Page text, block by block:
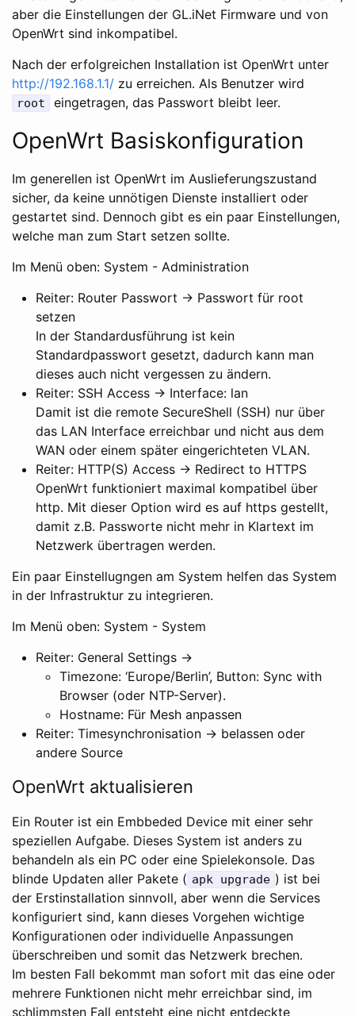
aber die Einstellungen der GL.iNet Firmware und von
OpenWrt sind inkompatibel.
Nach der erfolgreichen Installation ist OpenWrt unter
http://192.168.1.1/ zu erreichen. Als Benutzer wird
root eingetragen, das Passwort bleibt leer.
OpenWrt Basiskonfiguration
Im generellen ist OpenWrt im Auslieferungszustand
sicher, da keine unnötigen Dienste installiert oder
gestartet sind. Dennoch gibt es ein paar Einstellungen,
welche man zum Start setzen sollte.
Im Menü oben: System - Administration
Reiter: Router Passwort -> Passwort für root
setzen
In der Standardusführung ist kein
Standardpasswort gesetzt, dadurch kann man
dieses auch nicht vergessen zu ändern.
Reiter: SSH Access -> Interface: lan
Damit ist die remote SecureShell (SSH) nur über
das LAN Interface erreichbar und nicht aus dem
WAN oder einem später eingerichteten VLAN.
Reiter: HTTP(S) Access -> Redirect to HTTPS
OpenWrt funktioniert maximal kompatibel über
http. Mit dieser Option wird es auf https gestellt,
damit z.B. Passworte nicht mehr in Klartext im
Netzwerk übertragen werden.
Ein paar Einstellugngen am System helfen das System
in der Infrastruktur zu integrieren.
Im Menü oben: System - System
Reiter: General Settings ->
Timezone: ‘Europe/Berlin’, Button: Sync with
Browser (oder NTP-Server).
Hostname: Für Mesh anpassen
Reiter: Timesynchronisation -> belassen oder
andere Source
OpenWrt aktualisieren
Ein Router ist ein Embbeded Device mit einer sehr
speziellen Aufgabe. Dieses System ist anders zu
behandeln als ein PC oder eine Spielekonsole. Das
blinde Updaten aller Pakete ( apk upgrade ) ist bei
der Erstinstallation sinnvoll, aber wenn die Services
konfiguriert sind, kann dieses Vorgehen wichtige
Konfigurationen oder individuelle Anpassungen
überschreiben und somit das Netzwerk brechen.
Im besten Fall bekommt man sofort mit das eine oder
mehrere Funktionen nicht mehr erreichbar sind, im
schlimmsten Fall entsteht eine nicht entdeckte